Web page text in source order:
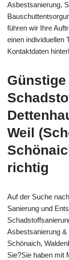
Asbestsanierung,
führen wir Ihre
einen individuellen
Kontaktdaten
Günstige
Weil
richtig
Auf der Suche
Sanierung und
Asbestsanierung
Schönaich,
Sie?Sie haben mit